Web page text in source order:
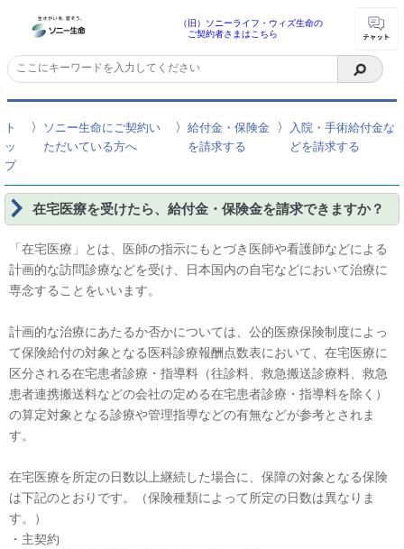
（旧）ソニーライフ・ウィズ生命の
ご契約者さまはこちら
ト
ッ
プ
〉
ソニー生命にご契約い
ただいている方へ
〉
給付金・保険金
を請求する
〉
入院・手術給付金な
どを請求する
在宅医療を受けたら、給付金・保険金を請求できますか？
「在宅医療」とは、医師の指示にもとづき医師や看護師などによる
計画的な訪問診療などを受け、日本国内の自宅などにおいて治療に
専念することをいいます。
計画的な治療にあたるか否かについては、公的医療保険制度によっ
て保険給付の対象となる医科診療報酬点数表において、在宅医療に
区分される在宅患者診療・指導料（往診料、救急搬送診療料、救急
患者連携搬送料などの会社の定める在宅患者診療・指導料を除く）
の算定対象となる診療や管理指導などの有無などが参考とされま
す。
在宅医療を所定の日数以上継続した場合に、保障の対象となる保険
は下記のとおりです。（保険種類によって所定の日数は異なりま
す。）
・主契約